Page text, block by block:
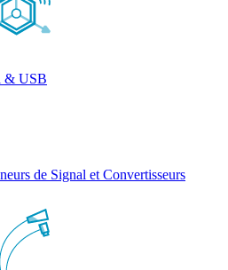
& USB
de Signal et Convertisseurs